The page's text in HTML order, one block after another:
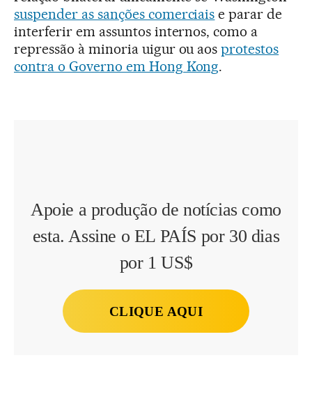
suspender as sanções comerciais e parar de
interferir em assuntos internos, como a
repressão à minoria uigur ou aosprotestos
contra o Governo em Hong Kong.
Apoie a produção de notícias como
esta. Assine o EL PAÍS por 30 dias
por 1 US$
CLIQUE AQUI